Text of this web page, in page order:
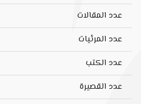
عدد المقالات
عدد المرئيات
عدد الكتب
عدد القصيرة